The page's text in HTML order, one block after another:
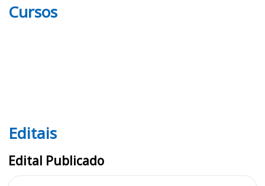
Cursos
Editais IPEC Beira Rio
Editais
Edital Publicado